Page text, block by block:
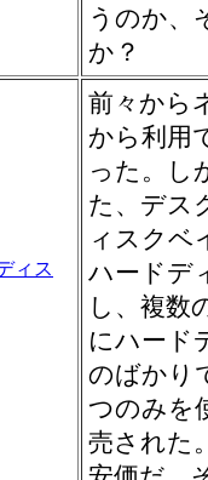
うのか、
か？
ィス
前々から
から利用
った。し
た、デス
ィスクベ
ハードデ
し、複数
にハード
のばかり
つのみを
売された